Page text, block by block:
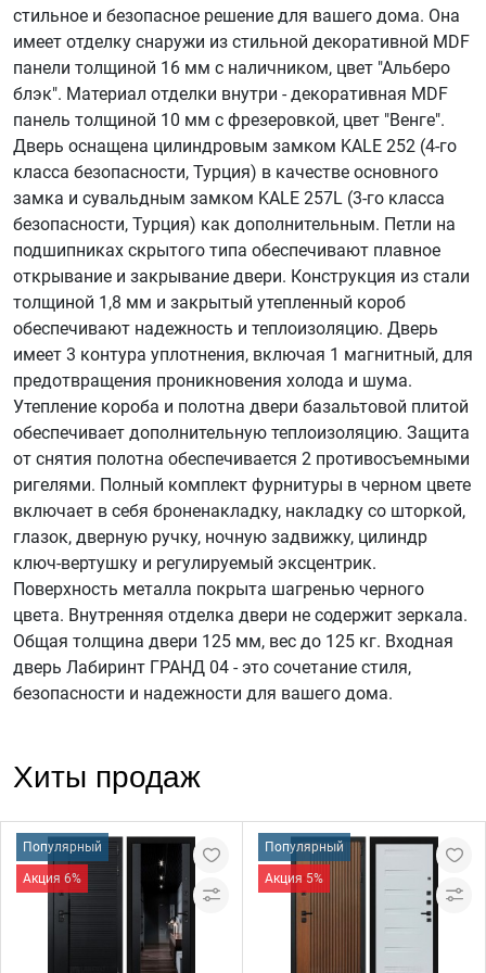
стильное и безопасное решение для вашего дома. Она
имеет отделку снаружи из стильной декоративной MDF
панели толщиной 16 мм с наличником, цвет "Альберо
блэк". Материал отделки внутри - декоративная MDF
панель толщиной 10 мм с фрезеровкой, цвет "Венге".
Дверь оснащена цилиндровым замком KALE 252 (4-го
класса безопасности, Турция) в качестве основного
замка и сувальдным замком KALE 257L (3-го класса
безопасности, Турция) как дополнительным. Петли на
подшипниках скрытого типа обеспечивают плавное
открывание и закрывание двери. Конструкция из стали
толщиной 1,8 мм и закрытый утепленный короб
обеспечивают надежность и теплоизоляцию. Дверь
имеет 3 контура уплотнения, включая 1 магнитный, для
предотвращения проникновения холода и шума.
Утепление короба и полотна двери базальтовой плитой
обеспечивает дополнительную теплоизоляцию. Защита
от снятия полотна обеспечивается 2 противосъемными
ригелями. Полный комплект фурнитуры в черном цвете
включает в себя броненакладку, накладку со шторкой,
глазок, дверную ручку, ночную задвижку, цилиндр
ключ-вертушку и регулируемый эксцентрик.
Поверхность металла покрыта шагренью черного
цвета. Внутренняя отделка двери не содержит зеркала.
Общая толщина двери 125 мм, вес до 125 кг. Входная
дверь Лабиринт ГРАНД 04 - это сочетание стиля,
безопасности и надежности для вашего дома.
Хиты продаж
Популярный
Акция 6%
Популярный
Акция 5%